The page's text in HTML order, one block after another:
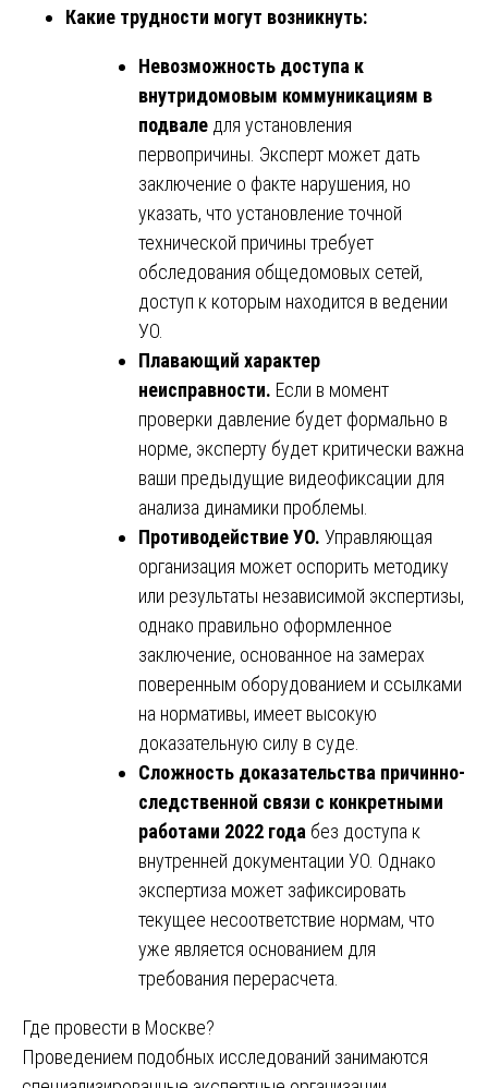
Какие трудности могут возникнуть:
Невозможность доступа к
внутридомовым коммуникациям в
подвале для установления
первопричины. Эксперт может дать
заключение о факте нарушения, но
указать, что установление точной
технической причины требует
обследования общедомовых сетей,
доступ к которым находится в ведении
УО.
Плавающий характер
неисправности. Если в момент
проверки давление будет формально в
норме, эксперту будет критически важна
ваши предыдущие видеофиксации для
анализа динамики проблемы.
Противодействие УО. Управляющая
организация может оспорить методику
или результаты независимой экспертизы,
однако правильно оформленное
заключение, основанное на замерах
поверенным оборудованием и ссылками
на нормативы, имеет высокую
доказательную силу в суде.
Сложность доказательства причинно-
следственной связи с конкретными
работами 2022 года без доступа к
внутренней документации УО. Однако
экспертиза может зафиксировать
текущее несоответствие нормам, что
уже является основанием для
требования перерасчета.
Где провести в Москве?
Проведением подобных исследований занимаются